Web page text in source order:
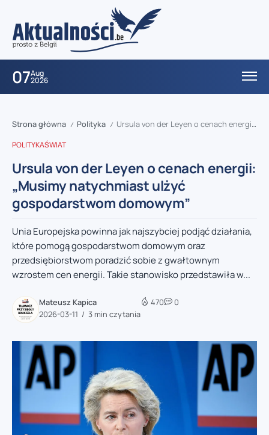
07Aug
2026
Strona główna / Polityka / Ursula von der Leyen o cenach energii: „Musimy natychmiast ulżyć gospodarstwom domowym”
POLITYKAŚWIAT
Ursula von der Leyen o cenach energii:
„Musimy natychmiast ulżyć
gospodarstwom domowym”
Unia Europejska powinna jak najszybciej podjąć działania,
które pomogą gospodarstwom domowym oraz
przedsiębiorstwom poradzić sobie z gwałtownym
wzrostem cen energii. Takie stanowisko przedstawiła w...
Mateusz Kapica
2026-03-11
3 min czytania
470 0